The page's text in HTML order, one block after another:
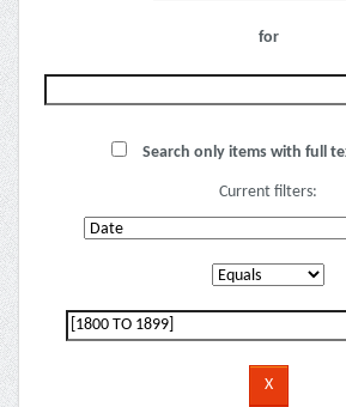
for
Search only items with full
Current filters: